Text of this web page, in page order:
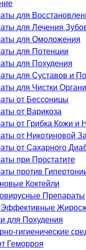
для
для Лечения
для Омоложения
для Потенции
для Похудения
для Суставов и
для Чистки
от Бессоницы
от Варикоза
от Грибка Кожи и
от Никотиновой
от Сахарного
при Простатите
против
Коктейли
Препараты
для Похудения
гигиенические
Геморроя